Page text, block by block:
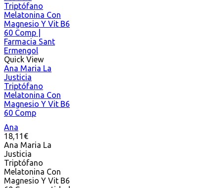
Quick View
Ana Maria La
Justicia
Triptófano
Melatonina Con
Magnesio Y Vit B6
60 Comp
Ana
18,11€
Ana Maria La
Justicia
Triptófano
Melatonina Con
Magnesio Y Vit B6